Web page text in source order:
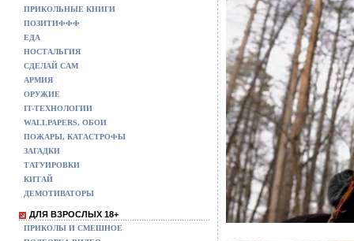
ПРИКОЛЬНЫЕ КНИГИ
ПОЗИТИФФФ
ЕДА
НОСТАЛЬГИЯ
СДЕЛАЙ САМ
АРМИЯ
ОРУЖИЕ
IT-ТЕХНОЛОГИИ
WALLPAPERS, ОБОИ
ПОЖАРЫ, КАТАСТРОФЫ
ЗАГАДКИ
ТАТУИРОВКИ
КИТАЙ
ДЕМОТИВАТОРЫ
ДЛЯ ВЗРОСЛЫХ 18+
ПРИКОЛЫ И СМЕШНОЕ